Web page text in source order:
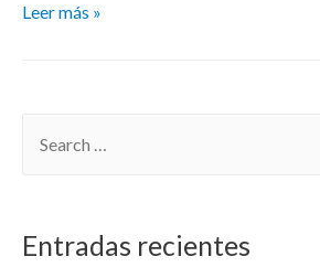
Leer más »
Entradas recientes